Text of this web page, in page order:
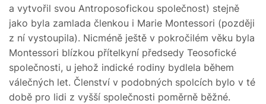
a vytvořil svou Antroposofickou společnost) stejně
jako byla zamlada členkou i Marie Montessori (později
z ní vystoupila). Nicméně ještě v pokročilém věku byla
Montessori blízkou přítelkyní předsedy Teosofické
společnosti, u jehož indické rodiny bydlela během
válečných let. Členství v podobných spolcích bylo v té
době pro lidi z vyšší společnosti poměrně běžné.